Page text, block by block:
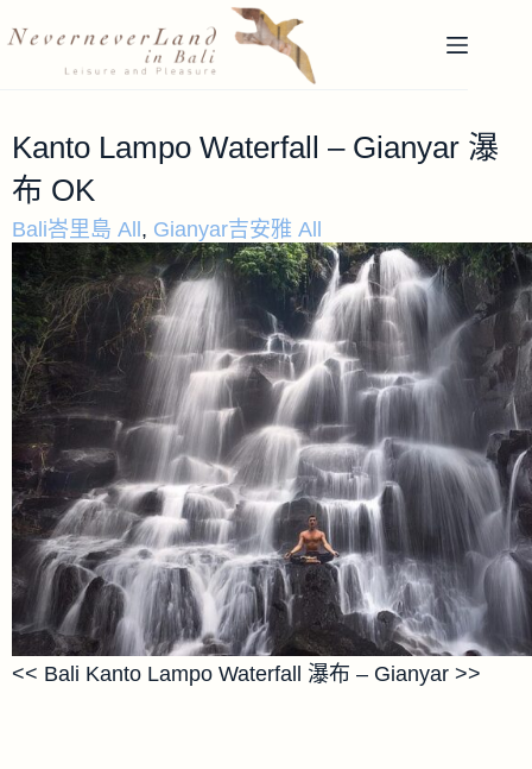
Kanto Lampo Waterfall – Gianyar 瀑
布 OK
Bali峇里島 All , Gianyar吉安雅 All
<< Bali Kanto Lampo Waterfall 瀑布 – Gianyar >>